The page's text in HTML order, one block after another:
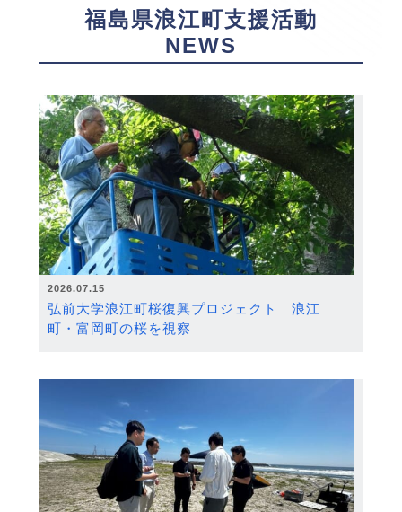
福島県浪江町支援活動
NEWS
2026.07.15
弘前大学浪江町桜復興プロジェクト 浪江
町・富岡町の桜を視察